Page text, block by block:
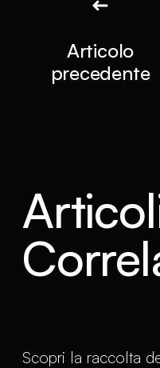
Articolo
precedente
Scopri la raccolta